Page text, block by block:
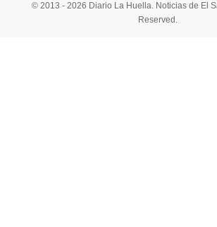
© 2013 - 2026 Diario La Huella. Noticias de El
Reserved.